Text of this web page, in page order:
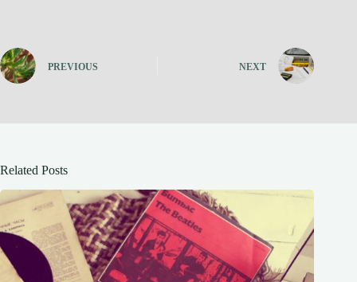
PREVIOUS NEXT
Related Posts